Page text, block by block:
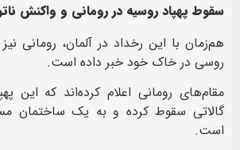
سقوط پهپاد روسیه در رومانی و واکنش
هم‌زمان با این رخداد در آلمان، رومانی
روسی در خاک خود خبر داده است.
مقام‌های رومانی اعلام کرده‌اند که این
گالاتی سقوط کرده و به یک ساختمان
است.